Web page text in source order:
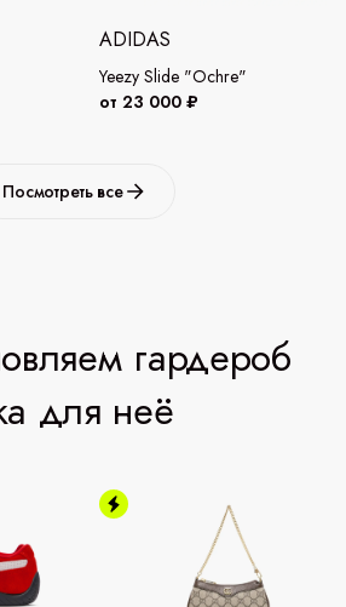
ADIDAS
Yeezy Slide "Ochre"
от 23 000 ₽
Посмотреть все
гардероб
для неё